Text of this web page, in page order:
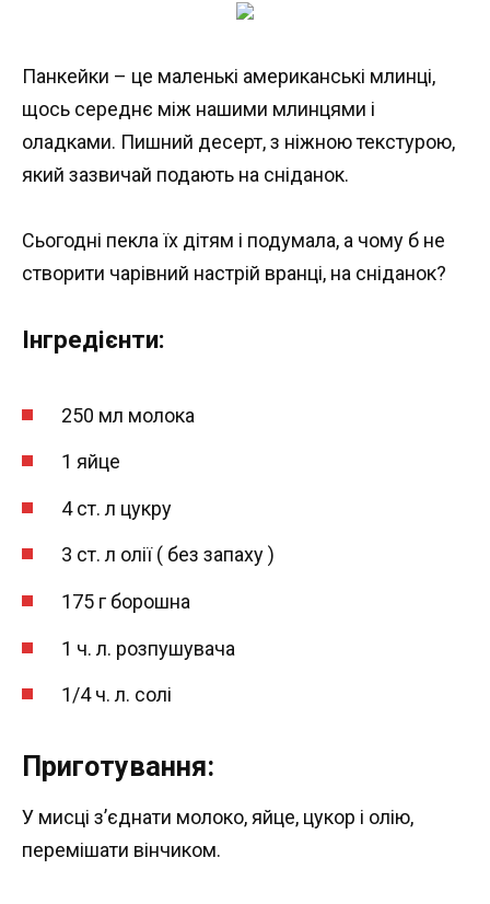
Панкейки – це маленькі американські млинці,
щось середнє між нашими млинцями і
оладками. Пишний десерт, з ніжною текстурою,
який зазвичай подають на сніданок.
Сьогодні пекла їх дітям і подумала, а чому б не
створити чарівний настрій вранці, на сніданок?
Інгредієнти:
250 мл молока
1 яйце
4 ст. л цукру
3 ст. л олії ( без запаху )
175 г борошна
1 ч. л. розпушувача
1/4 ч. л. солі
Приготування:
У мисці з’єднати молоко, яйце, цукор і олію,
перемішати вінчиком.